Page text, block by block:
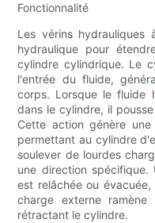
Fonctionnalité
Les vérins hydrauliques
hydraulique pour
cylindre cylindrique. Le
l'entrée du fluide,
corps. Lorsque le fluide
dans le cylindre, il
Cette action génère
permettant au cylindre
soulever de lourdes
une direction
est relâchée ou
charge externe
rétractant le cylindre.